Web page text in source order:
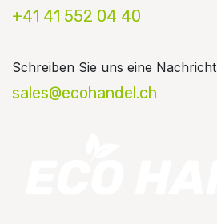
+41 41 552 04 40
Schreiben Sie uns eine Nachricht
sales@ecohandel.ch